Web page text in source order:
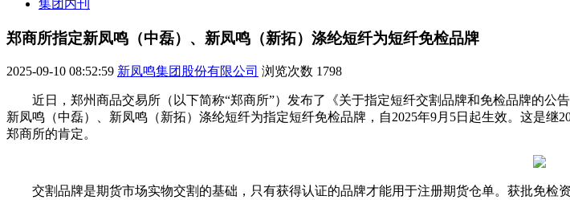
集团内刊
郑商所指定新凤鸣（中磊）、新凤鸣（新拓）涤纶短纤为短纤免检品牌
2025-09-10 08:52:59 新凤鸣集团股份有限公司 浏览次数 1798
近日，郑州商品交易所（以下简称“郑商所”）发布了《关于指定短纤交割品牌和免检品牌的
新凤鸣（中磊）、新凤鸣（新拓）涤纶短纤为指定短纤免检品牌，自2025年9月5日起生效。这是
郑商所的肯定。
交割品牌是期货市场实物交割的基础，只有获得认证的品牌才能用于注册期货仓单。获批免